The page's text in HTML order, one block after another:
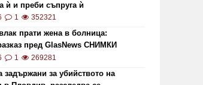
ѝ и преби съпруга ѝ
1 352321
прати жена в болница:
пред GlasNews СНИМКИ
1 269281
задържани за убийството на